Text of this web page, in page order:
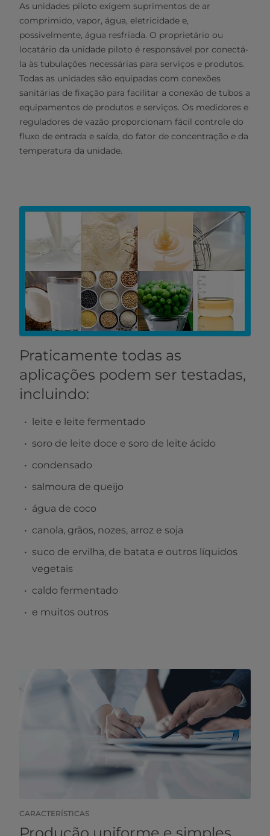
As unidades piloto exigem suprimentos de ar
comprimido, vapor, água, eletricidade e,
possivelmente, água resfriada. O proprietário ou
locatário da unidade piloto é responsável por conectá-
la às tubulações necessárias para serviços e produtos.
Todas as unidades são equipadas com conexões
sanitárias de fixação para facilitar a conexão de tubos a
equipamentos de produtos e serviços. Os medidores e
reguladores de vazão proporcionam fácil controle do
fluxo de entrada e saída, do fator de concentração e da
temperatura da unidade.
Praticamente todas as
aplicações podem ser testadas,
incluindo:
leite e leite fermentado
soro de leite doce e soro de leite ácido
condensado
salmoura de queijo
água de coco
canola, grãos, nozes, arroz e soja
suco de ervilha, de batata e outros líquidos
vegetais
caldo fermentado
e muitos outros
CARACTERÍSTICAS